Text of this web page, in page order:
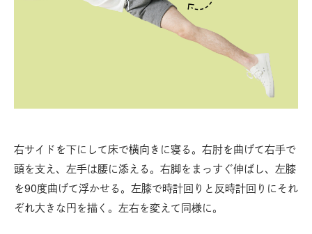
右サイドを下にして床で横向きに寝る。右肘を曲げて右手で
頭を支え、左手は腰に添える。右脚をまっすぐ伸ばし、左膝
を90度曲げて浮かせる。左膝で時計回りと反時計回りにそれ
ぞれ大きな円を描く。左右を変えて同様に。